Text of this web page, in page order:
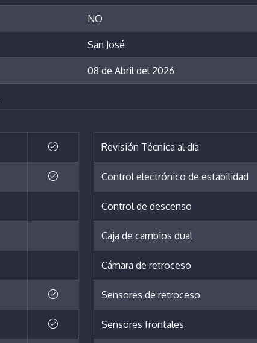
NO
San José
08 de Abril del 2026
Revisión Técnica al día
Control electrónico de estabilidad
Control de descenso
Caja de cambios dual
Cámara de retroceso
Sensores de retroceso
Sensores frontales